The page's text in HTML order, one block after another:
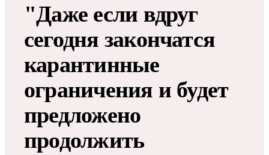
"Даже если вдруг
сегодня закончатся
карантинные
ограничения и будет
предложено
продолжить